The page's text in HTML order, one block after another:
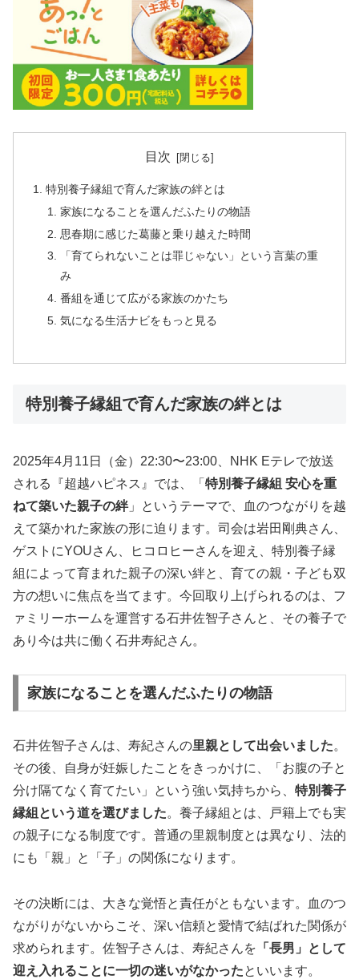
目次
特別養子縁組で育んだ家族の絆とは
家族になることを選んだふたりの物語
思春期に感じた葛藤と乗り越えた時間
「育てられないことは罪じゃない」という言葉の重
み
番組を通じて広がる家族のかたち
気になる生活ナビをもっと見る
特別養子縁組で育んだ家族の絆とは
2025年4月11日（金）22:30〜23:00、NHK Eテレで放送
される『超越ハピネス』では、「 特別養子縁組 安心を重
ねて築いた親子の絆」というテーマで、血のつながりを越
えて築かれた家族の形に迫ります。司会は岩田剛典さん、
ゲストにYOUさん、ヒコロヒーさんを迎え、特別養子縁
組によって育まれた親子の深い絆と、育ての親・子ども双
方の想いに焦点を当てます。今回取り上げられるのは、フ
ァミリーホームを運営する石井佐智子さんと、その養子で
あり今は共に働く石井寿紀さん。
家族になることを選んだふたりの物語
石井佐智子さんは、寿紀さんの里親として出会いました。
その後、自身が妊娠したことをきっかけに、「お腹の子と
分け隔てなく育てたい」という強い気持ちから、 特別養子
縁組という道を選びました。養子縁組とは、戸籍上でも実
の親子になる制度です。普通の里親制度とは異なり、法的
にも「親」と「子」の関係になります。
その決断には、大きな覚悟と責任がともないます。血のつ
ながりがないからこそ、深い信頼と愛情で結ばれた関係が
求められます。佐智子さんは、寿紀さんを 「長男」として
迎え入れることに一切の迷いがなかったといいます。